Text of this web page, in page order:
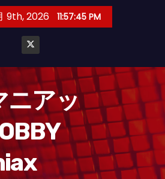
9th, 2026 11:57:46 PM
ニアッ